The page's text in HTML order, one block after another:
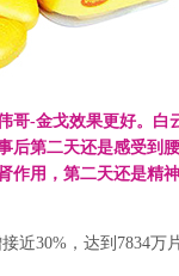
哥-金戈效果更好。白
后第二天还是感受到
作用，第二天还是精
近30%，达到7834万